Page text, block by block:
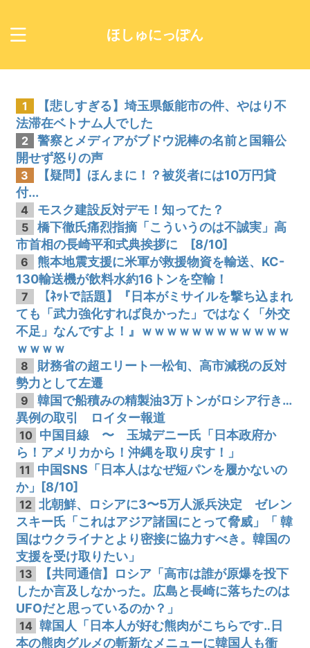
ほしゅにっぽん
1
【悲しすぎる】埼玉県飯能市の件、やはり不
法滞在ベトナム人でした
2
警察とメディアがブドウ泥棒の名前と国籍公
開せず怒りの声
3
【疑問】ほんまに！？被災者には10万円貸
付...
4 モスク建設反対デモ！知ってた？
5
橋下徹氏痛烈指摘「こういうのは不誠実」高
市首相の長崎平和式典挨拶に [8/10]
6
熊本地震支援に米軍が救援物資を輸送、KC-
130輸送機が飲料水約16トンを空輸！
7
【ﾈｯﾄで話題】『日本がミサイルを撃ち込まれ
ても「武力強化すれば良かった」ではなく「外交
不足」なんですよ！』ｗｗｗｗｗｗｗｗｗｗｗｗ
ｗｗｗｗ
8
財務省の超エリート一松旬、高市減税の反対
勢力として左遷
9
韓国で船積みの精製油3万トンがロシア行き…
異例の取引 ロイター報道
10 中国目線 〜 玉城デニー氏「日本政府か
ら！アメリカから！沖縄を取り戻す！」
11
中国SNS「日本人はなぜ短パンを履かないの
か」[8/10]
12 北朝鮮、ロシアに3〜5万人派兵決定 ゼレン
スキー氏「これはアジア諸国にとって脅威」「 韓
国はウクライナとより密接に協力すべき。韓国の
支援を受け取りたい」
13
【共同通信】ロシア「高市は誰が原爆を投下
したか言及しなかった。広島と長崎に落ちたのは
UFOだと思っているのか？」
14 韓国人「日本人が好む熊肉がこちらです‥日
本の熊肉グルメの斬新なメニューに韓国人も衝